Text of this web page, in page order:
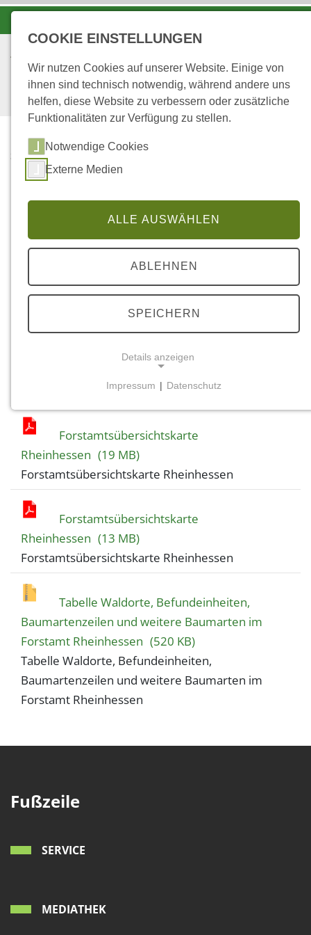
STARTSEITE
...
RHEINHESSEN
Forstamt Rheinhessen
Dateilinks
Forstamtsübersichtskarte
Forstamtsübersichtskarte Rheinhessen
Forstamtsübersichtskarte
Rheinhessen (19 MB)
Forstamtsübersichtskarte Rheinhessen
Forstamtsübersichtskarte
Rheinhessen (13 MB)
Forstamtsübersichtskarte Rheinhessen
Tabelle Waldorte, Befundeinheiten,
Baumartenzeilen und weitere Baumarten im
Forstamt Rheinhessen (520 KB)
Tabelle Waldorte, Befundeinheiten,
Baumartenzeilen und weitere Baumarten im
Forstamt Rheinhessen
Fußzeile
SERVICE
MEDIATHEK
COOKIE EINSTELLUNGEN
Wir nutzen Cookies auf unserer Website. Einige von
ihnen sind technisch notwendig, während andere uns
helfen, diese Website zu verbessern oder zusätzliche
Funktionalitäten zur Verfügung zu stellen.
Notwendige Cookies
Externe Medien
ALLE AUSWÄHLEN
ABLEHNEN
SPEICHERN
Details anzeigen
Funktionen und sind für die einwandfreie Funktion
der Website erforderlich.
Name:
Zweck:
Cookie Laufzeit:
1 Jahr
EXTERNE MEDIEN
Um Inhalte von Videoplattformen und Social Media
Vimeo
Impressum | Datenschutz